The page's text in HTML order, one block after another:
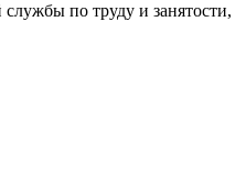
по труду и занятости,